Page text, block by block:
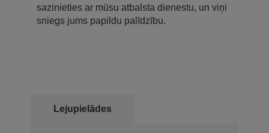
sazinieties ar mūsu atbalsta dienestu, un viņi
sniegs jums papildu palīdzību.
Lejupielādes